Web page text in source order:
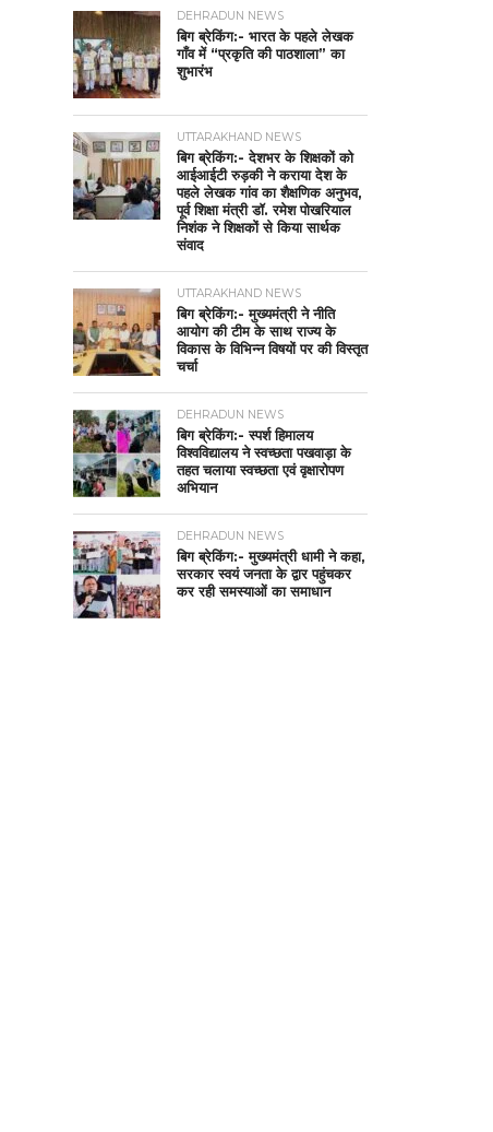
DEHRADUN NEWS
बिग ब्रेकिंग:- भारत के पहले लेखक
गाँव में “प्रकृति की पाठशाला” का
शुभारंभ
UTTARAKHAND NEWS
बिग ब्रेकिंग:- देशभर के शिक्षकों को
आईआईटी रुड़की ने कराया देश के
पहले लेखक गांव का शैक्षणिक अनुभव,
पूर्व शिक्षा मंत्री डॉ. रमेश पोखरियाल
निशंक ने शिक्षकों से किया सार्थक
संवाद
UTTARAKHAND NEWS
बिग ब्रेकिंग:- मुख्यमंत्री ने नीति
आयोग की टीम के साथ राज्य के
विकास के विभिन्न विषयों पर की विस्तृत
चर्चा
DEHRADUN NEWS
बिग ब्रेकिंग:- स्पर्श हिमालय
विश्वविद्यालय ने स्वच्छता पखवाड़ा के
तहत चलाया स्वच्छता एवं वृक्षारोपण
अभियान
DEHRADUN NEWS
बिग ब्रेकिंग:- मुख्यमंत्री धामी ने कहा,
सरकार स्वयं जनता के द्वार पहुंचकर
कर रही समस्याओं का समाधान